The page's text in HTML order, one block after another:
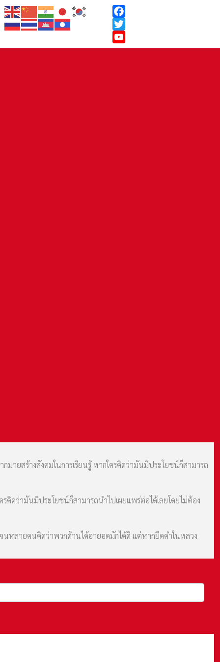
Facebook
Twitter
YouTube
ายสร้างสังคมในการเรียนรู้ หากใครคิดว่ามันมีประโยชน์ก็สามารถ
คิดว่ามันมีประโยชน์ก็สามารถนำไปเผยแพร่ต่อได้เลยโดยไม่ต้อง
หลายคนคิดว่าพวกด้านได้อายอดมักได้ดี แต่หากยึดคำในหลวง